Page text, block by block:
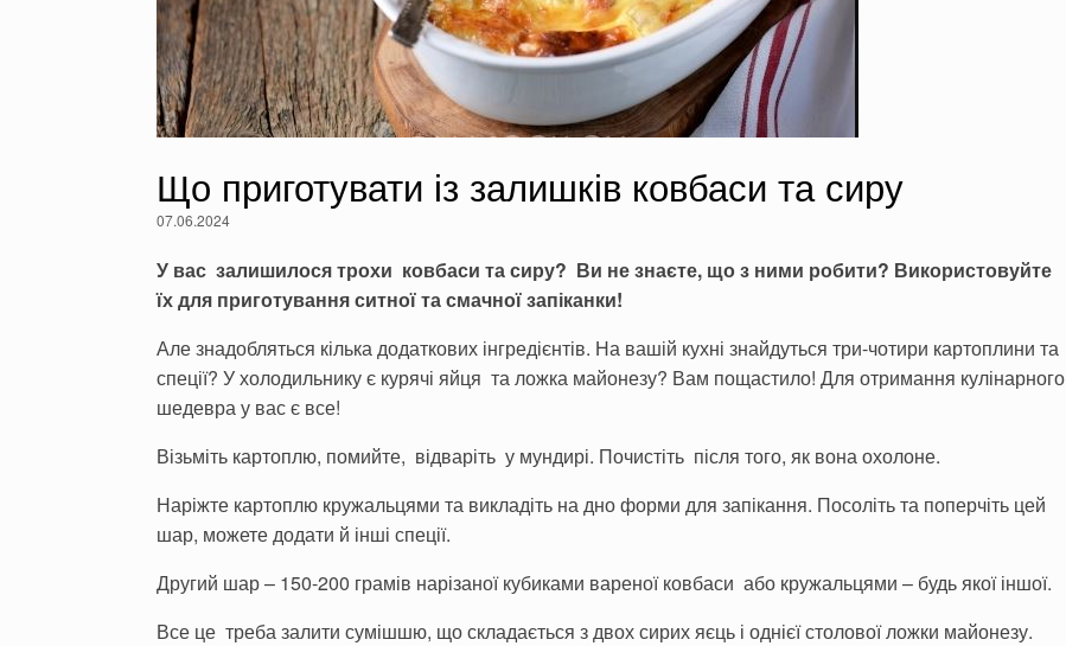
Що приготувати із залишків ковбаси та сиру
07.06.2024
У вас залишилося трохи ковбаси та сиру? Ви не знаєте, що з ними робити? Використовуйте
їх для приготування ситної та смачної запіканки!
Але знадобляться кілька додаткових інгредієнтів. На вашій кухні знайдуться три-чотири картоплини та
спеції? У холодильнику є курячі яйця та ложка майонезу? Вам пощастило! Для отримання кулінарного
шедевра у вас є все!
Візьміть картоплю, помийте, відваріть у мундирі. Почистіть після того, як вона охолоне.
Наріжте картоплю кружальцями та викладіть на дно форми для запікання. Посоліть та поперчіть цей
шар, можете додати й інші спеції.
Другий шар – 150-200 грамів нарізаної кубиками вареної ковбаси або кружальцями – будь якої іншої.
Все це треба залити сумішшю, що складається з двох сирих яєць і однієї столової ложки майонезу.